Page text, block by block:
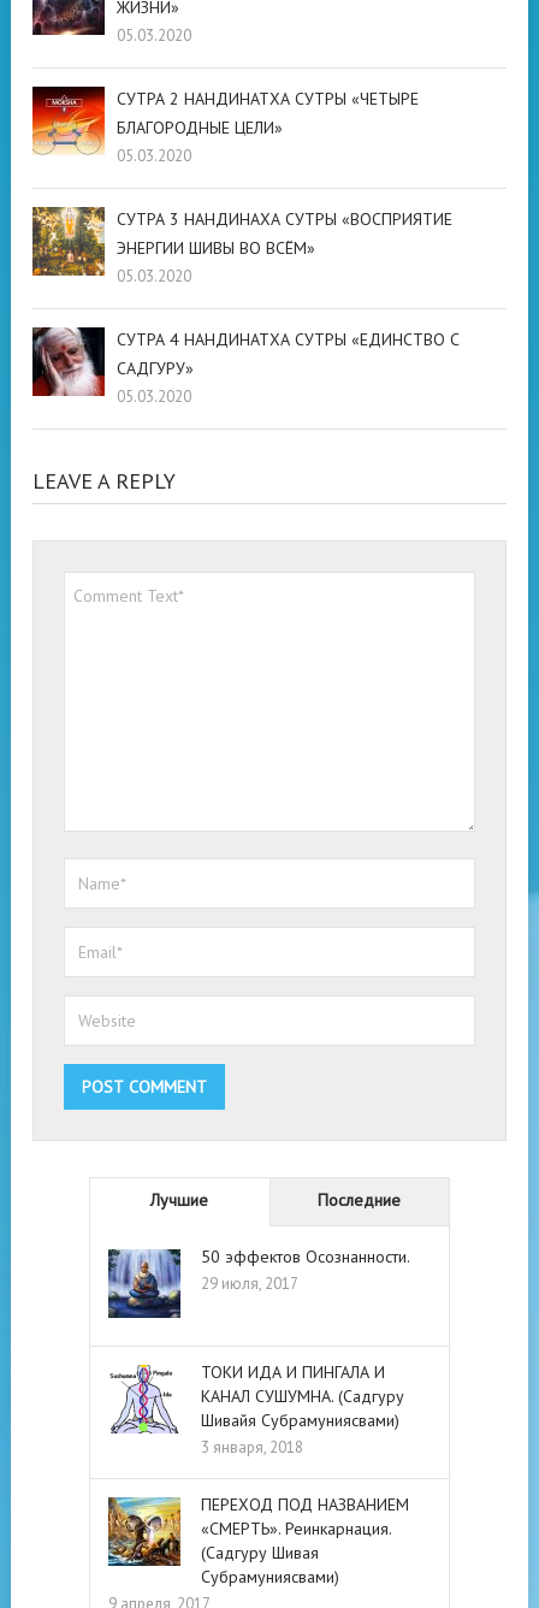
ЖИЗНИ»
05.03.2020
СУТРА 2 НАНДИНАТХА СУТРЫ «ЧЕТЫРЕ
БЛАГОРОДНЫЕ ЦЕЛИ»
05.03.2020
СУТРА 3 НАНДИНАХА СУТРЫ «ВОСПРИЯТИЕ
ЭНЕРГИИ ШИВЫ ВО ВСЁМ»
05.03.2020
СУТРА 4 НАНДИНАТХА СУТРЫ «ЕДИНСТВО С
САДГУРУ»
05.03.2020
LEAVE A REPLY
Лучшие Последние
50 эффектов Осознанности.
29 июля, 2017
ТОКИ ИДА И ПИНГАЛА И
КАНАЛ СУШУМНА. (Садгуру
Шивайя Субрамуниясвами)
3 января, 2018
ПЕРЕХОД ПОД НАЗВАНИЕМ
«СМЕРТЬ». Реинкарнация.
(Садгуру Шивая
Субрамуниясвами)
9 апреля, 2017